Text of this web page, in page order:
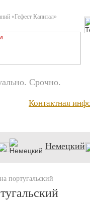
«Гефест Капитал»
Срочно.
Контактная
Немецкий
португальский